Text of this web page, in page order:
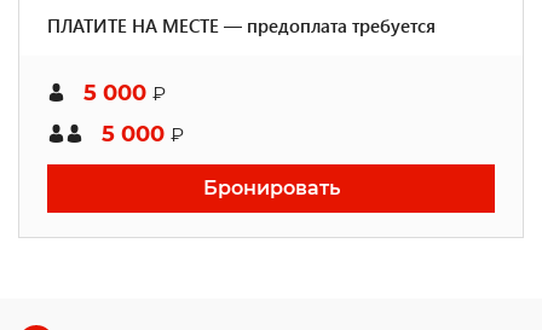
ПЛАТИТЕ НА МЕСТЕ — предоплата требуется
5 000 ₽
5 000 ₽
Бронировать